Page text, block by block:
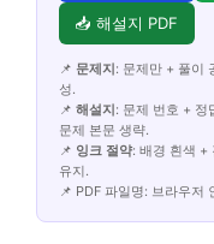
📥 해설지 PDF
📌 문제지: 문제만 + 풀이
성.
📌 해설지: 문제 번호 + 정
문제 본문 생략.
📌 잉크 절약: 배경 흰색 +
유지.
📌 PDF 파일명: 브라우저